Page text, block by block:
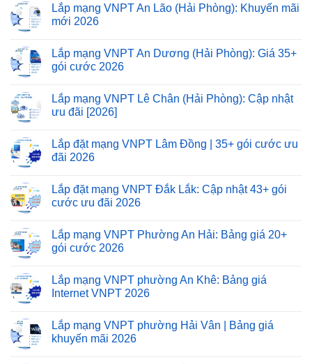
Lắp mạng VNPT An Lão (Hải Phòng): Khuyến mãi
mới 2026
Lắp mạng VNPT An Dương (Hải Phòng): Giá 35+
gói cước 2026
Lắp mạng VNPT Lê Chân (Hải Phòng): Cập nhật
ưu đãi [2026]
Lắp đặt mạng VNPT Lâm Đồng | 35+ gói cước ưu
đãi 2026
Lắp đặt mạng VNPT Đắk Lắk: Cập nhật 43+ gói
cước ưu đãi 2026
Lắp mạng VNPT Phường An Hải: Bảng giá 20+
gói cước 2026
Lắp mạng VNPT phường An Khê: Bảng giá
Internet VNPT 2026
Lắp mạng VNPT phường Hải Vân | Bảng giá
khuyến mãi 2026